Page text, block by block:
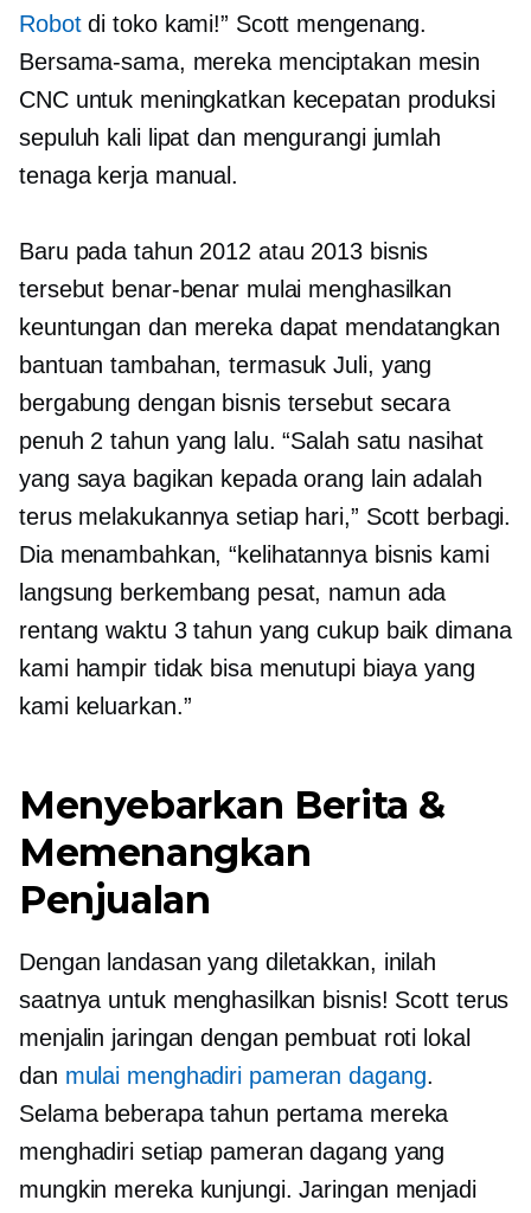
Robotdi toko kami!” Scott mengenang.
Bersama-sama, mereka menciptakan mesin
CNC untuk meningkatkan kecepatan produksi
sepuluh kali lipat dan mengurangi jumlah
tenaga kerja manual.
Baru pada tahun 2012 atau 2013 bisnis
tersebut benar-benar mulai menghasilkan
keuntungan dan mereka dapat mendatangkan
bantuan tambahan, termasuk Juli, yang
bergabung dengan bisnis tersebut secara
penuh 2 tahun yang lalu. “Salah satu nasihat
yang saya bagikan kepada orang lain adalah
terus melakukannya setiap hari,” Scott berbagi.
Dia menambahkan, “kelihatannya bisnis kami
langsung berkembang pesat, namun ada
rentang waktu 3 tahun yang cukup baik dimana
kami hampir tidak bisa menutupi biaya yang
kami keluarkan.”
Menyebarkan Berita &
Memenangkan
Penjualan
Dengan landasan yang diletakkan, inilah
saatnya untuk menghasilkan bisnis! Scott terus
menjalin jaringan dengan pembuat roti lokal
dan mulai menghadiri pameran dagang.
Selama beberapa tahun pertama mereka
menghadiri setiap pameran dagang yang
mungkin mereka kunjungi. Jaringan menjadi